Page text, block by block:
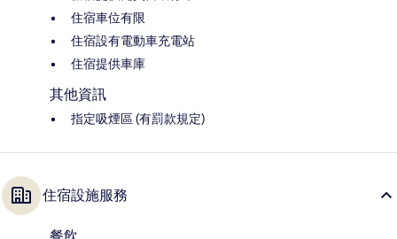
住宿車位有限
住宿設有電動車充電站
住宿提供車庫
其他資訊
指定吸煙區 (有罰款規定)
住宿設施服務